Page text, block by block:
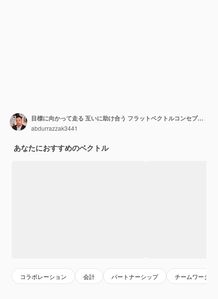
目標に向かって走る 互いに助け合う フラットベクトルコンセプト ビジネスチーム
abdurrazzak3441
あなたにおすすめのベクトル
コラボレーション 会計 パートナーシップ チームワーク